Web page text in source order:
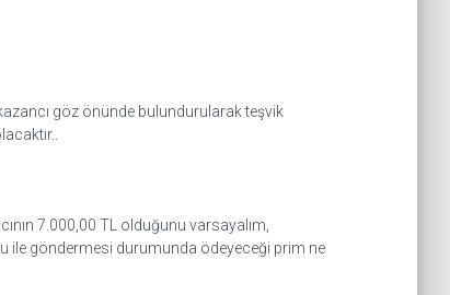
kazancı göz önünde bulundurularak teşvik
7.000,00 TL olduğunu varsayalım,
ile göndermesi durumunda ödeyeceği prim ne